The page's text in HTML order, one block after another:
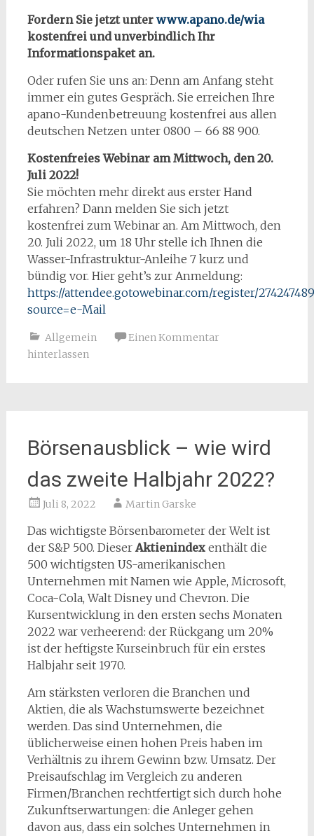
Fordern Sie jetzt unter www.apano.de/wia
kostenfrei und unverbindlich Ihr
Informationspaket an.
Oder rufen Sie uns an: Denn am Anfang steht
immer ein gutes Gespräch. Sie erreichen Ihre
apano-Kundenbetreuung kostenfrei aus allen
deutschen Netzen unter 0800 – 66 88 900.
Kostenfreies Webinar am Mittwoch, den 20.
Juli 2022!
Sie möchten mehr direkt aus erster Hand
erfahren? Dann melden Sie sich jetzt
kostenfrei zum Webinar an. Am Mittwoch, den
20. Juli 2022, um 18 Uhr stelle ich Ihnen die
Wasser-Infrastruktur-Anleihe 7 kurz und
bündig vor. Hier geht’s zur Anmeldung:
https://attendee.gotowebinar.com/register/
source=e-Mail
Allgemein
Einen Kommentar
hinterlassen
Börsenausblick – wie wird
das zweite Halbjahr 2022?
Juli 8, 2022 Martin Garske
Das wichtigste Börsenbarometer der Welt ist
der S&P 500. Dieser Aktienindex enthält die
500 wichtigsten US-amerikanischen
Unternehmen mit Namen wie Apple, Microsoft,
Coca-Cola, Walt Disney und Chevron. Die
Kursentwicklung in den ersten sechs Monaten
2022 war verheerend: der Rückgang um 20%
ist der heftigste Kurseinbruch für ein erstes
Halbjahr seit 1970.
Am stärksten verloren die Branchen und
Aktien, die als Wachstumswerte bezeichnet
werden. Das sind Unternehmen, die
üblicherweise einen hohen Preis haben im
Verhältnis zu ihrem Gewinn bzw. Umsatz. Der
Preisaufschlag im Vergleich zu anderen
Firmen/Branchen rechtfertigt sich durch hohe
Zukunftserwartungen: die Anleger gehen
davon aus, dass ein solches Unternehmen in